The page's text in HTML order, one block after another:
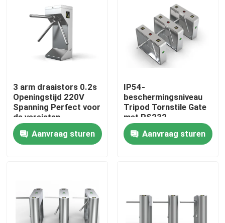
Thuis
Producten
Fabrieksreis
3 arm draaistors 0.2s
Openingstijd 220V
Spanning Perfect voor
de vereisten
Aanvraag sturen
IP54-
beschermingsniveau
Tripod Tornstile Gate
met RS232-
communicatie-
interfaceAanvraag sturen